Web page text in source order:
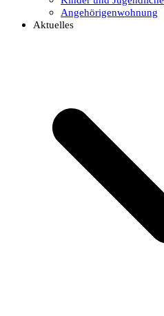
Angehörigenwohnung
Aktuelles